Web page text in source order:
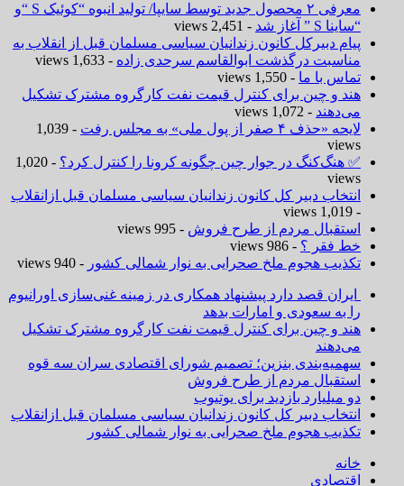
معرفی ۲ محصول جدید توسط سایپا/ تولید انبوه “کوئیک S “و
“ساینا S ” آغاز شد
- 2,451 views
پیام دبیرکل کانون زندانیان سیاسی مسلمان قبل از انقلاب به
مناسبت درگذشت ابوالقاسم سرحدی زاده - 1,633 views
تماس با ما - 1,550 views
هند و چین برای کنترل قیمت نفت کارگروه مشترک تشکیل
می‌دهند - 1,072 views
لایحه «حذف ۴ صفر از پول ملی» به مجلس رفت
- 1,039
views
✅ هنگ‌کنگ در جوار چین چگونه کرونا را کنترل کرد؟
- 1,020
views
انتخاب دبیر کل کانون زندانیان سیاسی مسلمان قبل ازانقلاب
- 1,019 views
استقبال مردم از طرح فروش - 995 views
خط فقر ؟ - 986 views
تکذیب هجوم ملخ صحرایی به نوار شمالی کشور - 940 views
ایران قصد دارد پیشنهاد همکاری در زمینه غنی‌سازی اورانیوم
را به سعودی و امارات بدهد
هند و چین برای کنترل قیمت نفت کارگروه مشترک تشکیل
می‌دهند
سهمیه‌بندی بنزین؛ تصمیم شورای اقتصادی سران سه قوه
استقبال مردم از طرح فروش
دو میلیارد بازدید برای یوتیوب
انتخاب دبیر کل کانون زندانیان سیاسی مسلمان قبل ازانقلاب
تکذیب هجوم ملخ صحرایی به نوار شمالی کشور
خانه
اقتصادی